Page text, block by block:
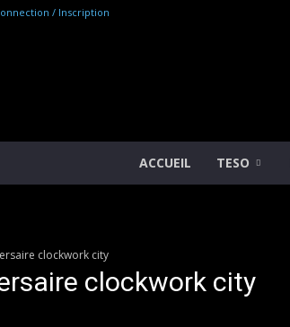
/ Inscription
ACCUEIL TESO
clockwork city
clockwork city